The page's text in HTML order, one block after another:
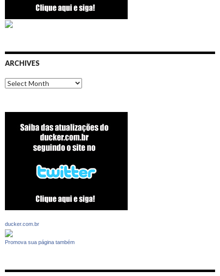
ARCHIVES
Archives
ducker.com.br
Promova sua página também